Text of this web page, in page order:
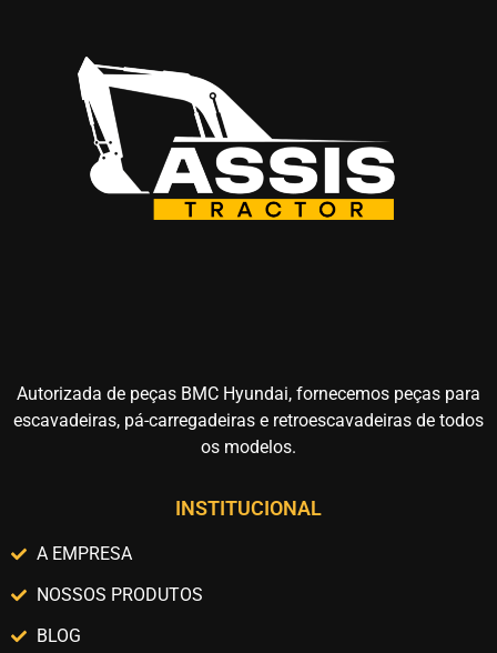
Autorizada de peças BMC Hyundai, fornecemos peças para
escavadeiras, pá-carregadeiras e retroescavadeiras de todos
os modelos.
INSTITUCIONAL
A EMPRESA
NOSSOS PRODUTOS
BLOG